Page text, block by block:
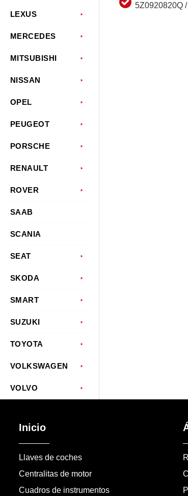
LEXUS
MERCEDES
MITSUBISHI
NISSAN
OPEL
PEUGEOT
PORSCHE
RENAULT
ROVER
SAAB
SCANIA
SEAT
SKODA
SMART
SUZUKI
TOYOTA
VOLKSWAGEN
VOLVO
5Z0920820Q
Inicio
Llaves de coches
Centralitas de motor
Cuadros de instrumentos